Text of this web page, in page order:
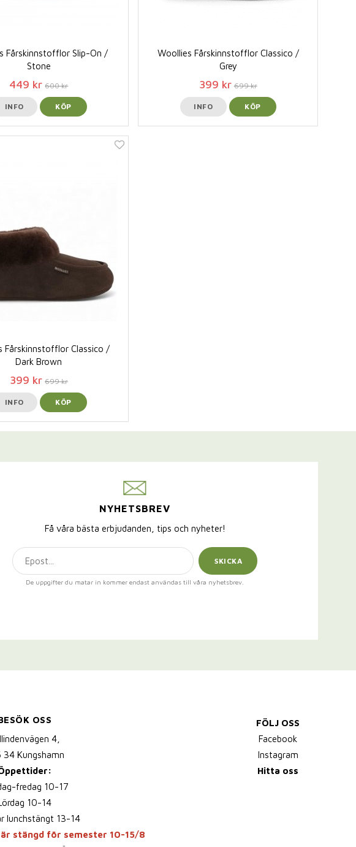
Fårskinnstofflor Slip-On /
Stone
449 kr 600 kr
INFO KÖP
Woollies Fårskinnstofflor Classico /
Grey
399 kr 699 kr
INFO KÖP
Fårskinnstofflor Classico /
Dark Brown
399 kr 699 kr
INFO KÖP
NYHETSBREV
Få våra bästa erbjudanden, tips och nyheter!
SKICKA
De uppgifter du matar in kommer endast användas till våra nyhetsbrev.
OSS
4,
34 Kungshamn
fredag 10-17
10-14
lunchstängt 13-14
är stängd för semester 10-15/8
FÖLJ OSS
Facebook
Instagram
Hitta oss